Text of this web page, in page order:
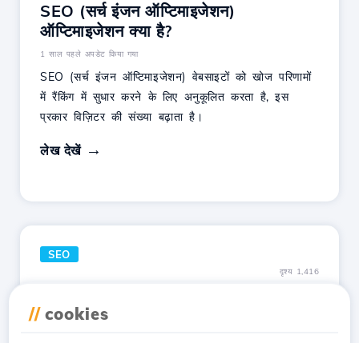
SEO (सर्च इंजन ऑप्टिमाइजेशन)
ऑप्टिमाइजेशन क्या है?
1 साल पहले अपडेट किया गया
SEO (सर्च इंजन ऑप्टिमाइजेशन) वेबसाइटों को खोज परिणामों
में रैंकिंग में सुधार करने के लिए अनुकूलित करता है, इस
प्रकार विज़िटर की संख्या बढ़ाता है।
लेख देखें
SEO
दृश्य 1,416
अन्य वेबसाइट प्रदर्शन विश्लेषण प्लेटफार्मों का
// cookies